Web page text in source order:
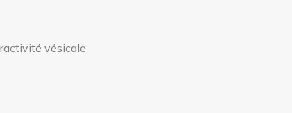
vésicale